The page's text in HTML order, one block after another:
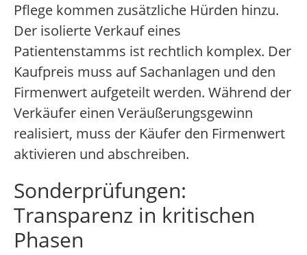
Pflege kommen zusätzliche Hürden hinzu.
Der isolierte Verkauf eines
Patientenstamms ist rechtlich komplex. Der
Kaufpreis muss auf Sachanlagen und den
Firmenwert aufgeteilt werden. Während der
Verkäufer einen Veräußerungsgewinn
realisiert, muss der Käufer den Firmenwert
aktivieren und abschreiben.
Sonderprüfungen:
Transparenz in kritischen
Phasen